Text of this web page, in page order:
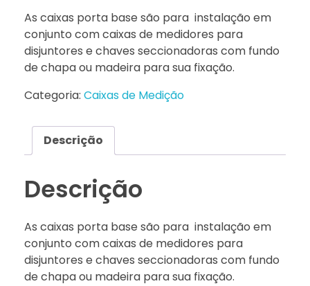
As caixas porta base são para instalação em
conjunto com caixas de medidores para
disjuntores e chaves seccionadoras com fundo
de chapa ou madeira para sua fixação.
Categoria: Caixas de Medição
Descrição
Descrição
As caixas porta base são para instalação em
conjunto com caixas de medidores para
disjuntores e chaves seccionadoras com fundo
de chapa ou madeira para sua fixação.